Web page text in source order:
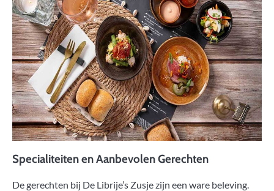
Specialiteiten en Aanbevolen Gerechten
De gerechten bij De Librije’s Zusje zijn een ware beleving.